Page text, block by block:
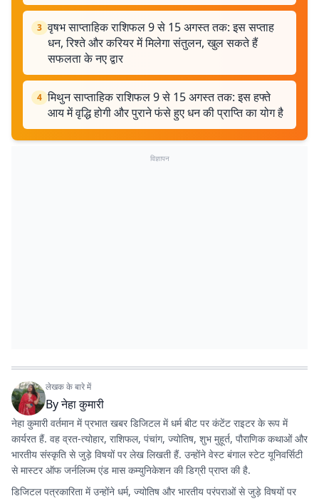
3 वृषभ साप्ताहिक राशिफल 9 से 15 अगस्त तक: इस सप्ताह
धन, रिश्ते और करियर में मिलेगा संतुलन, खुल सकते हैं
सफलता के नए द्वार
4 मिथुन साप्ताहिक राशिफल 9 से 15 अगस्त तक: इस हफ्ते
आय में वृद्धि होगी और पुराने फंसे हुए धन की प्राप्ति का योग है
विज्ञापन
लेखक के बारे में
Byनेहा कुमारी
नेहा कुमारी वर्तमान में प्रभात खबर डिजिटल में धर्म बीट पर कंटेंट राइटर के रूप में
कार्यरत हैं. वह व्रत-त्योहार, राशिफल, पंचांग, ज्योतिष, शुभ मुहूर्त, पौराणिक कथाओं और
भारतीय संस्कृति से जुड़े विषयों पर लेख लिखती हैं. उन्होंने वेस्ट बंगाल स्टेट यूनिवर्सिटी
से मास्टर ऑफ जर्नलिज्म एंड मास कम्युनिकेशन की डिग्री प्राप्त की है.
डिजिटल पत्रकारिता में उन्होंने धर्म, ज्योतिष और भारतीय परंपराओं से जुड़े विषयों पर